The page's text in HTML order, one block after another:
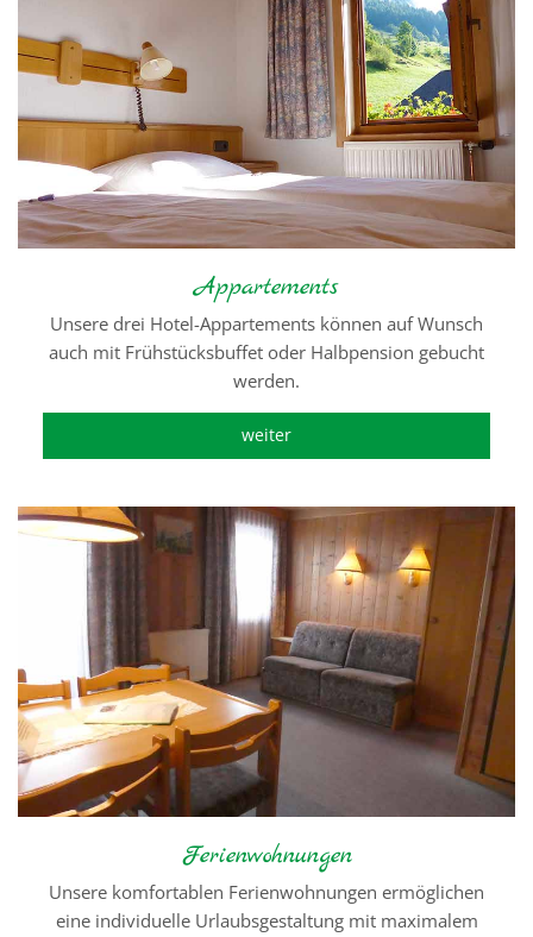
Appartements
Unsere drei Hotel-Appartements können auf Wunsch
auch mit Frühstücksbuffet oder Halbpension gebucht
werden.
weiter
Ferienwohnungen
Unsere komfortablen Ferienwohnungen ermöglichen
eine individuelle Urlaubsgestaltung mit maximalem